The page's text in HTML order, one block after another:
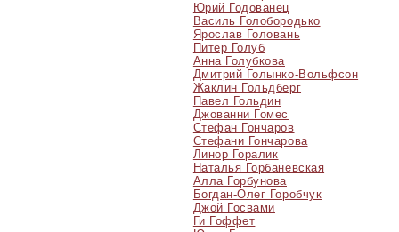
Юрий Годованец
Василь Голобородько
Ярослав Головань
Питер Голуб
Анна Голубкова
Дмитрий Голынко-Вольфсон
Жаклин Гольдберг
Павел Гольдин
Джованни Гомес
Стефан Гончаров
Стефани Гончарова
Линор Горалик
Наталья Горбаневская
Алла Горбунова
Богдан-Олег Горобчук
Джой Госвами
Ги Гоффет